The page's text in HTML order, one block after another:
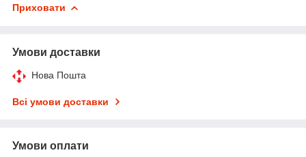
Приховати
Умови доставки
Нова Пошта
Всі умови доставки
Умови оплати